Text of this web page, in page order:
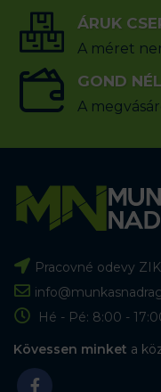
ÁRUK
A méret
GOND
A
Pracovné odevy
Hé - Pé: 8:00 -
Kövessen minket a